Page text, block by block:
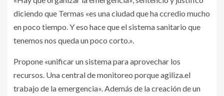
diciendo que Termas «es una ciudad que ha ccredio mucho
en poco tiempo. Y eso hace que el sistema sanitario que
tenemos nos queda un poco corto.».
Propone «unificar un sistema para aprovechar los
recursos. Una central de monitoreo porque agiliza.el
trabajo de la emergencia». Además de la creación de un